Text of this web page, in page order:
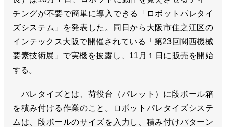
チングが不要で簡単に導入できる「ロボットパレタイ
ズシステム」を発表した。同日から大阪市住之江区の
インテックス大阪で開催されている「第23回関西機械
要素技術展」で実機を披露し、11月１日に販売を開始
する。
パレタイズとは、荷役台（パレット）に段ボール箱
を積み付ける作業のこと。ロボットパレタイズシステ
ムは、段ボールのサイズを入力し、積み付けパターン